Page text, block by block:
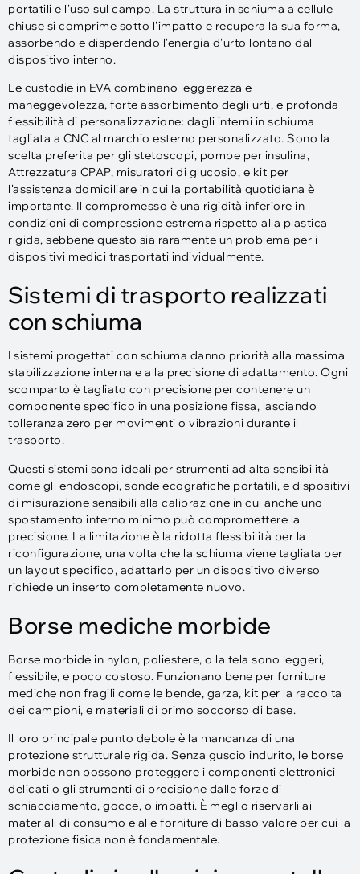
portatili e l'uso sul campo. La struttura in schiuma a cellule
chiuse si comprime sotto l'impatto e recupera la sua forma,
assorbendo e disperdendo l'energia d'urto lontano dal
dispositivo interno.
Le custodie in EVA combinano leggerezza e
maneggevolezza, forte assorbimento degli urti, e profonda
flessibilità di personalizzazione: dagli interni in schiuma
tagliata a CNC al marchio esterno personalizzato. Sono la
scelta preferita per gli stetoscopi, pompe per insulina,
Attrezzatura CPAP, misuratori di glucosio, e kit per
l'assistenza domiciliare in cui la portabilità quotidiana è
importante. Il compromesso è una rigidità inferiore in
condizioni di compressione estrema rispetto alla plastica
rigida, sebbene questo sia raramente un problema per i
dispositivi medici trasportati individualmente.
Sistemi di trasporto realizzati
con schiuma
I sistemi progettati con schiuma danno priorità alla massima
stabilizzazione interna e alla precisione di adattamento. Ogni
scomparto è tagliato con precisione per contenere un
componente specifico in una posizione fissa, lasciando
tolleranza zero per movimenti o vibrazioni durante il
trasporto.
Questi sistemi sono ideali per strumenti ad alta sensibilità
come gli endoscopi, sonde ecografiche portatili, e dispositivi
di misurazione sensibili alla calibrazione in cui anche uno
spostamento interno minimo può compromettere la
precisione. La limitazione è la ridotta flessibilità per la
riconfigurazione, una volta che la schiuma viene tagliata per
un layout specifico, adattarlo per un dispositivo diverso
richiede un inserto completamente nuovo.
Borse mediche morbide
Borse morbide in nylon, poliestere, o la tela sono leggeri,
flessibile, e poco costoso. Funzionano bene per forniture
mediche non fragili come le bende, garza, kit per la raccolta
dei campioni, e materiali di primo soccorso di base.
Il loro principale punto debole è la mancanza di una
protezione strutturale rigida. Senza guscio indurito, le borse
morbide non possono proteggere i componenti elettronici
delicati o gli strumenti di precisione dalle forze di
schiacciamento, gocce, o impatti. È meglio riservarli ai
materiali di consumo e alle forniture di basso valore per cui la
protezione fisica non è fondamentale.